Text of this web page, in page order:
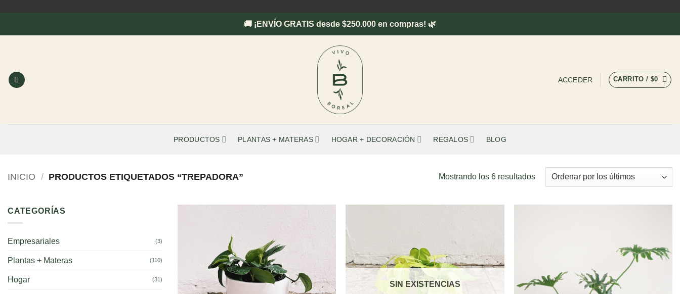
🚚 ¡ENVÍO GRATIS desde $250.000 en compras! 🌿
ACCEDER CARRITO / $0
PRODUCTOS PLANTAS + MATERAS HOGAR + DECORACIÓN REGALOS BLOG
INICIO / PRODUCTOS ETIQUETADOS “TREPADORA” Mostrando los 6 resultadosOrdenado
por
CATEGORÍAS
Empresariales (3)
Plantas + Materas (110)
Hogar (31)
SIN EXISTENCIAS